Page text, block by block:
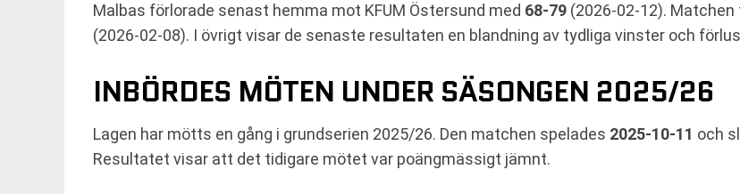
Malbas förlorade senast hemma mot KFUM Östersund med 68-79 (2026-02-12). Matchen
(2026-02-08). I övrigt visar de senaste resultaten en blandning av tydliga vinster och
INBÖRDES MÖTEN UNDER SÄSONGEN 2025/26
Lagen har mötts en gång i grundserien 2025/26. Den matchen spelades 2025-10-11 och
Resultatet visar att det tidigare mötet var poängmässigt jämnt.